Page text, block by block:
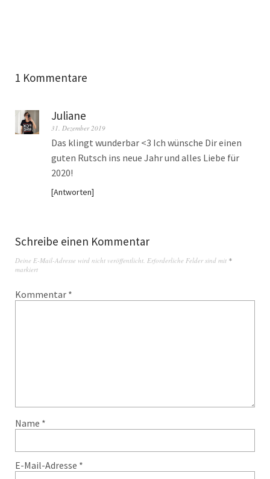
1 Kommentare
Juliane
31. Dezember 2019
Das klingt wunderbar <3 Ich wünsche Dir einen
guten Rutsch ins neue Jahr und alles Liebe für
2020!
Antworten
Schreibe einen Kommentar
Deine E-Mail-Adresse wird nicht veröffentlicht. Erforderliche Felder sind mit *
markiert
Kommentar *
Name *
E-Mail-Adresse *